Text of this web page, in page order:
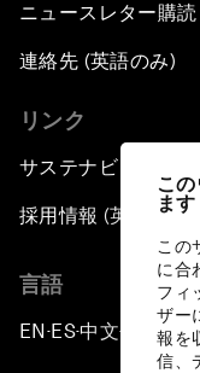
こ
ます
この
に合
フィ
ザー
報を
信、
ニュースレター購読
連絡先 (英語のみ)
リンク
サステナビリティへ
採用情報 (英語のみ)
言語
EN ▪ ES▪中文▪ 日本語